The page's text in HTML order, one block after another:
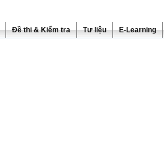
Đề thi & Kiểm tra Tư liệu E-Learning